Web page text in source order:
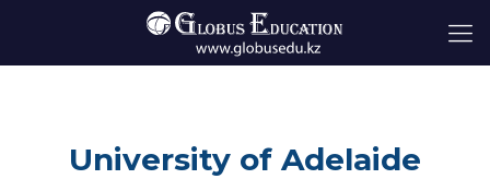
University of Adelaide